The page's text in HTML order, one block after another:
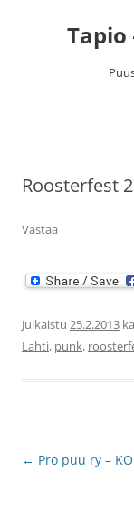
Tapio
Roosterfest
Vastaa
Julkaistu 25.2.2013
Lahti, punk,
Artikkelien
← Pro puu ry –